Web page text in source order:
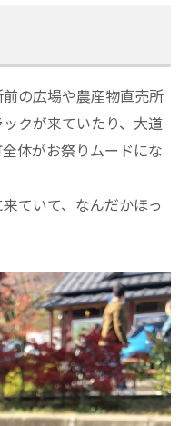
の広場や農産物直売所
クが来ていたり、大道
体がお祭りムードにな
ていて、なんだかほっ